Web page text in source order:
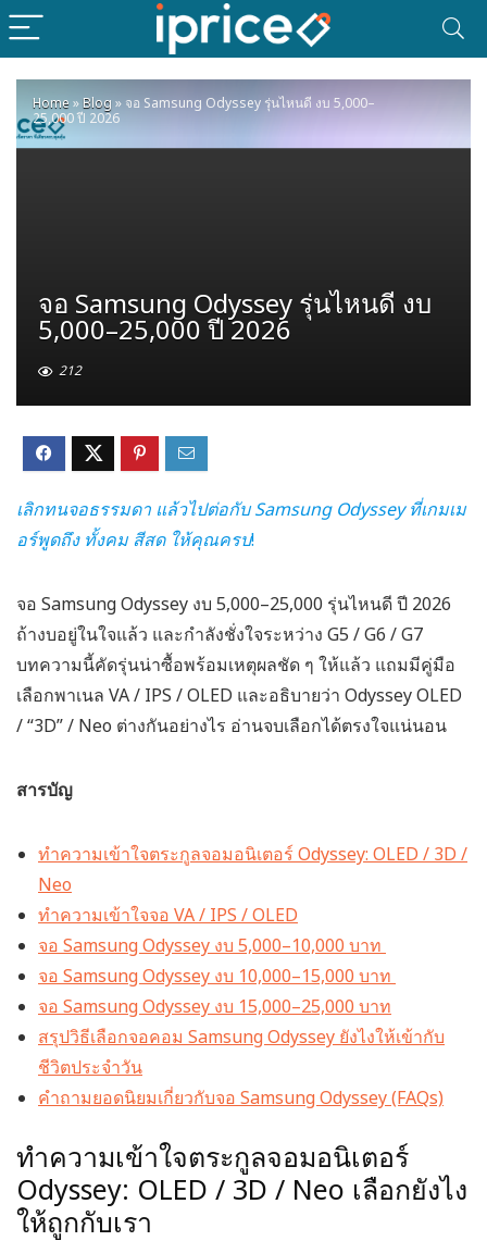
Home »Blog » จอ Samsung Odyssey รุ่นไหนดี งบ 5,000–
25,000 ปี 2026
จอ Samsung Odyssey รุ่นไหนดี งบ
5,000–25,000 ปี 2026
212
เลิกทนจอธรรมดา แล้วไปต่อกับ Samsung Odyssey ที่เกมเม
อร์พูดถึง ทั้งคม สีสด ให้คุณครบ!
จอ Samsung Odyssey งบ 5,000–25,000 รุ่นไหนดี ปี 2026
ถ้างบอยู่ในใจแล้ว และกำลังชั่งใจระหว่าง G5 / G6 / G7
บทความนี้คัดรุ่นน่าซื้อพร้อมเหตุผลชัด ๆ ให้แล้ว แถมมีคู่มือ
เลือกพาเนล VA / IPS / OLED และอธิบายว่า Odyssey OLED
/ “3D” / Neo ต่างกันอย่างไร อ่านจบเลือกได้ตรงใจแน่นอน
สารบัญ
ทำความเข้าใจตระกูลจอมอนิเตอร์ Odyssey: OLED / 3D /
Neo
ทำความเข้าใจจอ VA / IPS / OLED
จอ Samsung Odyssey งบ 5,000–10,000 บาท
จอ Samsung Odyssey งบ 10,000–15,000 บาท
จอ Samsung Odyssey งบ 15,000–25,000 บาท
สรุปวิธีเลือกจอคอม Samsung Odyssey ยังไงให้เข้ากับ
ชีวิตประจำวัน
คำถามยอดนิยมเกี่ยวกับจอ Samsung Odyssey (FAQs)
ทำความเข้าใจตระกูลจอมอนิเตอร์
Odyssey: OLED / 3D / Neo เลือกยังไง
ให้ถูกกับเรา